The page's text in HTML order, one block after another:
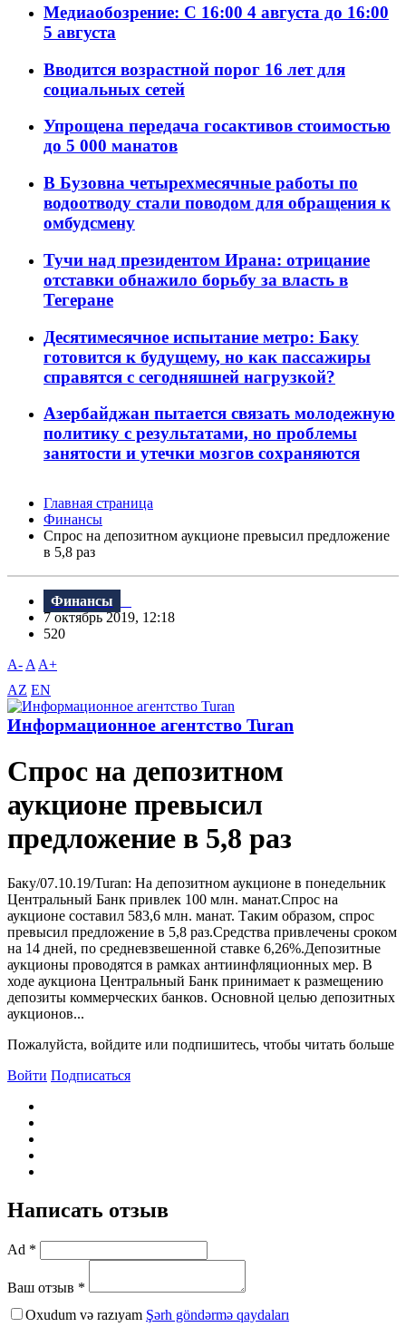
Медиаобозрение: С 16:00 4 августа до 16:00
5 августа
Вводится возрастной порог 16 лет для
социальных сетей
Упрощена передача госактивов стоимостью
до 5 000 манатов
В Бузовна четырехмесячные работы по
водоотводу стали поводом для обращения к
омбудсмену
Тучи над президентом Ирана: отрицание
отставки обнажило борьбу за власть в
Тегеране
Десятимесячное испытание метро: Баку
готовится к будущему, но как пассажиры
справятся с сегодняшней нагрузкой?
Азербайджан пытается связать молодежную
политику с результатами, но проблемы
занятости и утечки мозгов сохраняются
Главная страница
Финансы
Спрос на депозитном аукционе превысил предложение
в 5,8 раз
Финансы
7 октябрь 2019, 12:18
520
A- A A+
AZ EN
Информационное агентство Turan
Спрос на депозитном
аукционе превысил
предложение в 5,8 раз
Баку/07.10.19/Turan: На депозитном аукционе в понедельник
Центральный Банк привлек 100 млн. манат.Спрос на
аукционе составил 583,6 млн. манат. Таким образом, спрос
превысил предложение в 5,8 раз.Средства привлечены сроком
на 14 дней, по средневзвешенной ставке 6,26%.Депозитные
аукционы проводятся в рамках антиинфляционных мер. B
ходе аукциона Центральный Банк принимает к размещению
депозиты коммерческих банков. Основной целью депозитных
аукционов...
Пожалуйста, войдите или подпишитесь, чтобы читать больше
Войти Подписаться
Написать отзыв
Ad *
Ваш отзыв *
Oxudum və razıyam Şərh göndərmə qaydaları